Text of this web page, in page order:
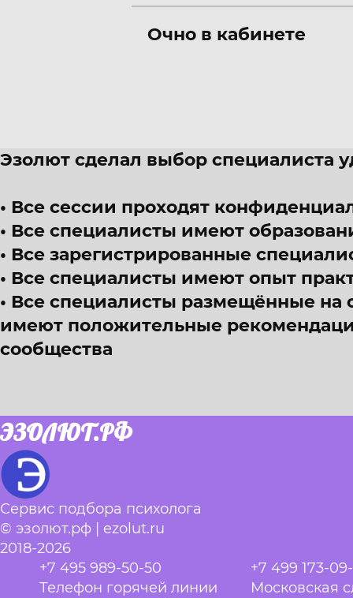
Очно в кабинете
Эзолют сделал выбор специалиста
Все сессии проходят
Все специалисты имеют
Все зарегистрированные
Все специалисты имеют опыт
Все специалисты размещённые на
имеют положительные
сообщества
ЭЗОЛЮТ.РФ
Сервис подбора психолога
© эзолют.рф | ezolut.ru
2018-2026
+7 495 989-50-50
Телефон горячей линии
+7 499 173-
Московская